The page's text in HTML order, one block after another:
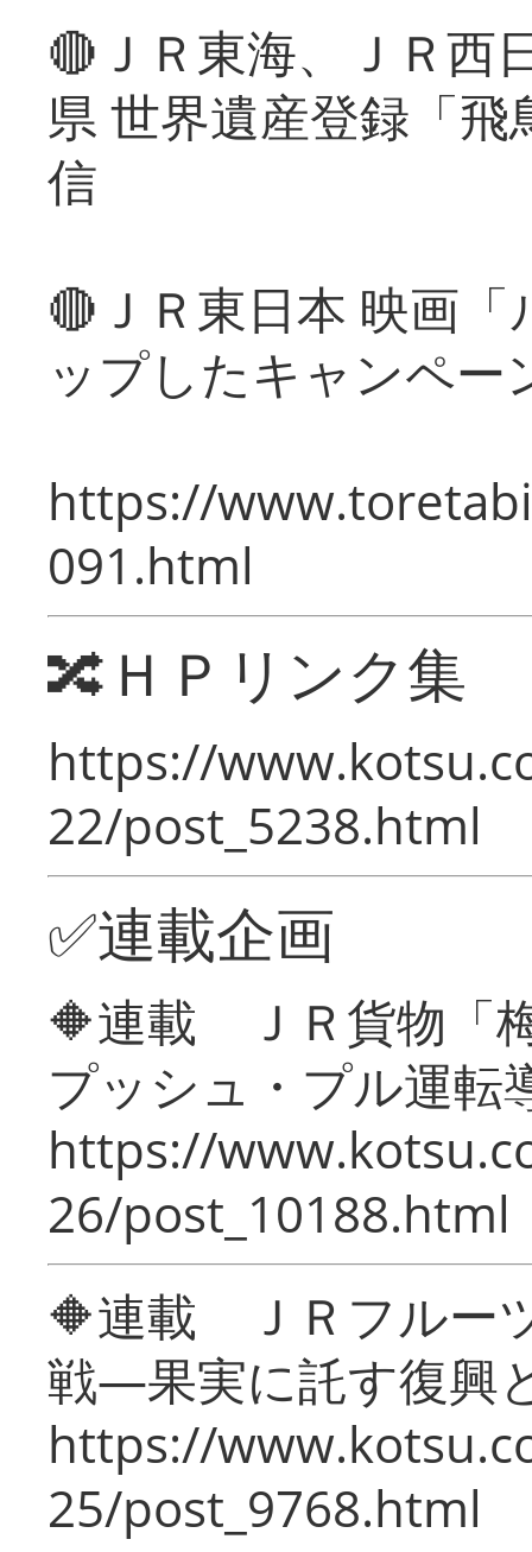
🔴ＪＲ東海、ＪＲ西
県 世界遺産登録「
信
🔴ＪＲ東日本 映画
ップしたキャンペー
https://
091.html
🔀ＨＰリンク集
https://
22/post_5238.html
✅連載企画
🔶連載 ＪＲ貨物「
プッシュ・プル運転
https://
26/post_10188.html
🔶連載 ＪＲフルー
戦―果実に託す復興
https://
25/post_9768.html